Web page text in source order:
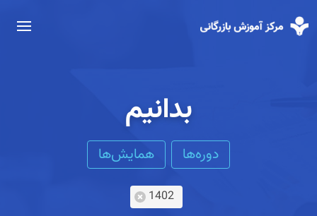
بدانیم
دوره‌ها همایش‌ها
1402